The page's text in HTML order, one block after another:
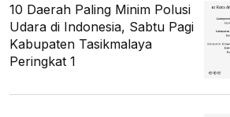
10 Daerah Paling Minim Polusi
Udara di Indonesia, Sabtu Pagi
Kabupaten Tasikmalaya
Peringkat 1